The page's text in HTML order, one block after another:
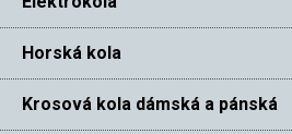
Horská kola
Krosová kola dámská a pánská